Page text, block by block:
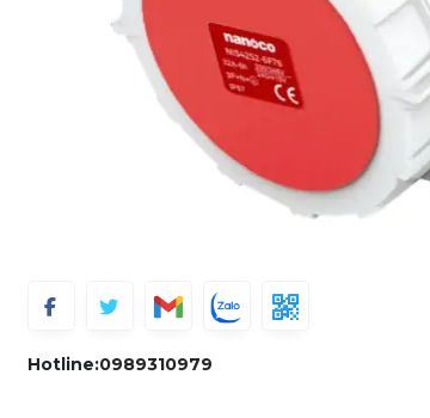
Hotline:0989310979